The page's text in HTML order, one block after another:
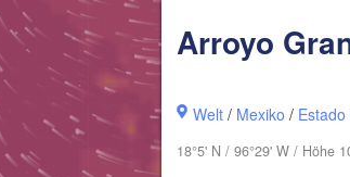
Arroyo
Welt / Mexiko /
18°5' N / 96°29' W / Höhe